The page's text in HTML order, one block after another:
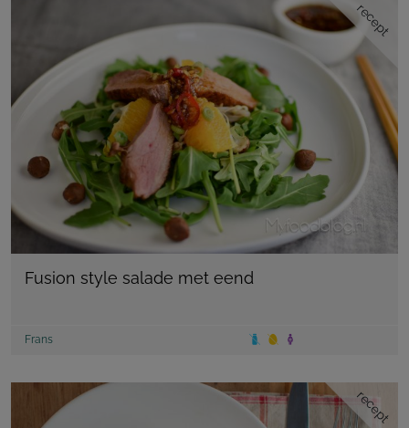
recept
Fusion style salade met eend
Frans
recept